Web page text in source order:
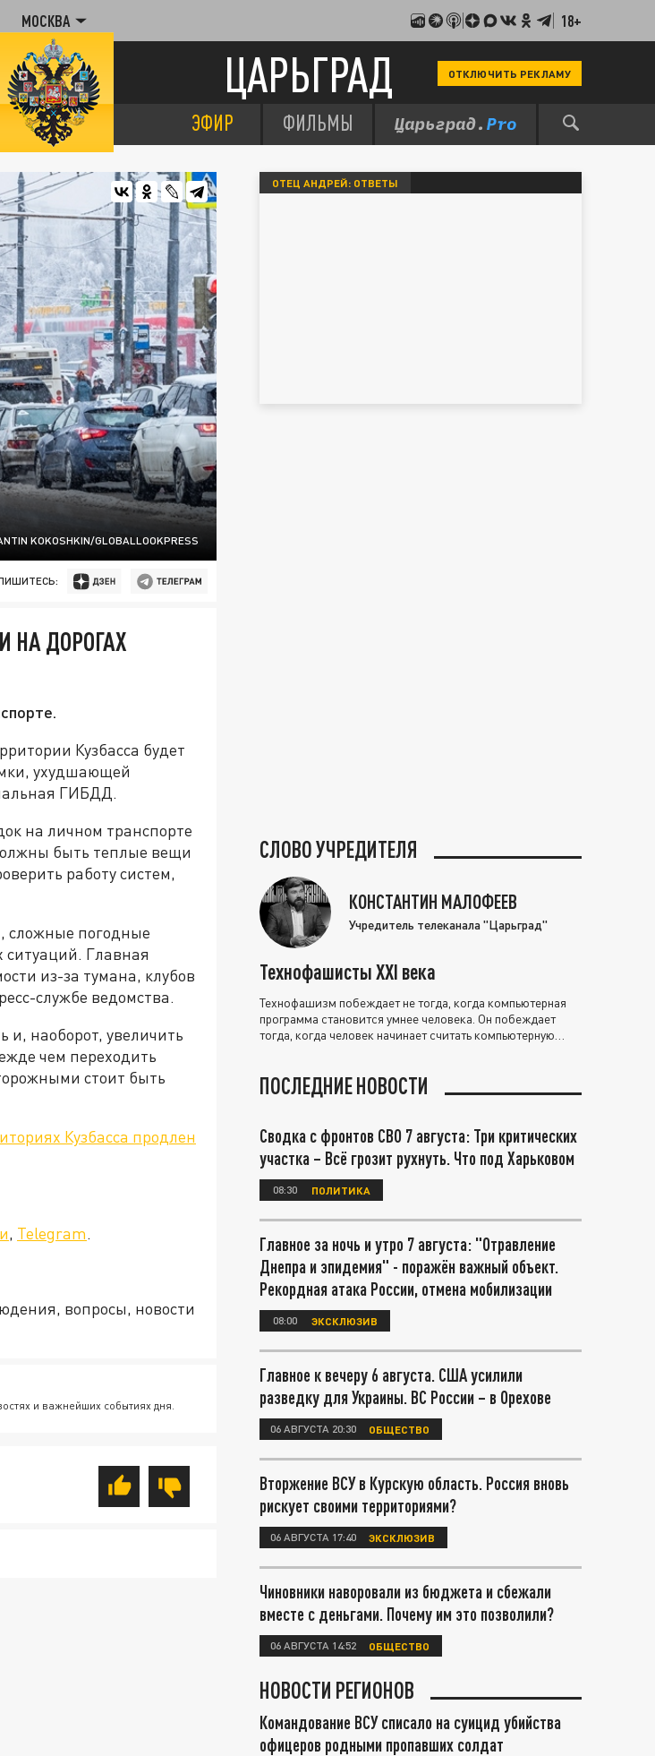
МОСКВА 18+
ЦАРЬГРАД ОТКЛЮЧИТЬ РЕКЛАМУ
ЭФИР ФИЛЬМЫ
KOKOSHKIN/GLOBALLOOKPRESS
НА ДОРОГАХ
Кузбасса будет
ухудшающей
ГИБДД.
на личном транспорте
быть теплые вещи
работу систем,
сложные погодные
ситуаций. Главная
из-за тумана, клубов
службе ведомства.
и, наоборот, увеличить
чем переходить
стоит быть
Кузбасса продлен
, Telegram.
вопросы, новости
и важнейших событиях дня.
ОТЕЦ АНДРЕЙ: ОТВЕТЫ
СЛОВО УЧРЕДИТЕЛЯ
КОНСТАНТИН МАЛОФЕЕВ
Учредитель телеканала "Царьград"
Технофашисты XXI века
Технофашизм побеждает не тогда, когда компьютерная
программа становится умнее человека. Он побеждает
тогда, когда человек начинает считать компьютерную
ПОСЛЕДНИЕ НОВОСТИ
Сводка с фронтов СВО 7 августа: Три критических
участка – Всё грозит рухнуть. Что под Харьковом
08:30 ПОЛИТИКА
Главное за ночь и утро 7 августа: "Отравление
Днепра и эпидемия" - поражён важный объект.
Рекордная атака России, отмена мобилизации
08:00 ЭКСКЛЮЗИВ
Главное к вечеру 6 августа. США усилили
разведку для Украины. ВС России – в Орехове
06 АВГУСТА 20:30 ОБЩЕСТВО
Вторжение ВСУ в Курскую область. Россия вновь
рискует своими территориями?
06 АВГУСТА 17:40 ЭКСКЛЮЗИВ
Чиновники наворовали из бюджета и сбежали
вместе с деньгами. Почему им это позволили?
06 АВГУСТА 14:52 ОБЩЕСТВО
НОВОСТИ РЕГИОНОВ
Командование ВСУ списало на суицид убийства
офицеров родными пропавших солдат